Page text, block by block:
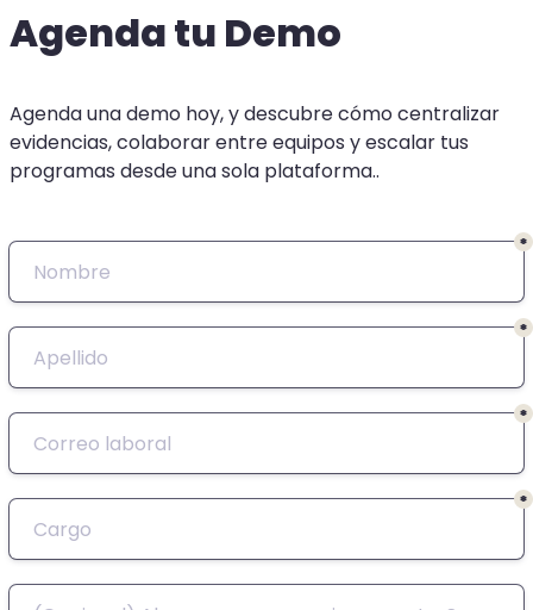
Agenda tu Demo
Agenda una demo hoy, y descubre cómo centralizar
evidencias, colaborar entre equipos y escalar tus
programas desde una sola plataforma..
*
*
*
*